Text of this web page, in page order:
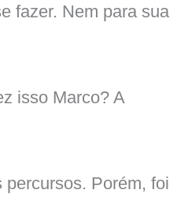
fazer. Nem para sua
isso Marco? A
Porém, foi